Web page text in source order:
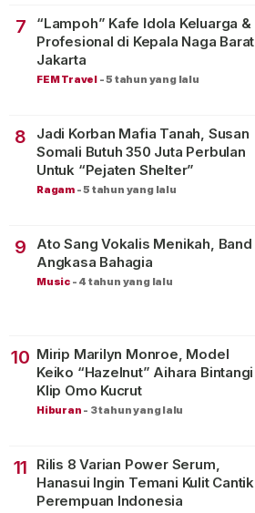
7
“Lampoh” Kafe Idola Keluarga &
Profesional di Kepala Naga Barat
Jakarta
FEM Travel -5 tahun yang lalu
8
Jadi Korban Mafia Tanah, Susan
Somali Butuh 350 Juta Perbulan
Untuk “Pejaten Shelter”
Ragam -5 tahun yang lalu
9
Ato Sang Vokalis Menikah, Band
Angkasa Bahagia
Music - 4 tahun yang lalu
10 Mirip Marilyn Monroe, Model
Keiko “Hazelnut” Aihara Bintangi
Klip Omo Kucrut
Hiburan - 3 tahun yang lalu
11
Rilis 8 Varian Power Serum,
Hanasui Ingin Temani Kulit Cantik
Perempuan Indonesia